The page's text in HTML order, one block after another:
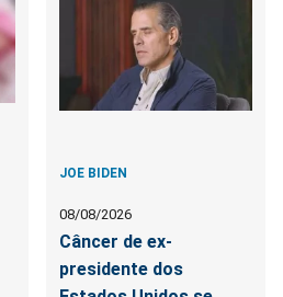
JOE BIDEN
08/08/2026
Câncer de ex-
presidente dos